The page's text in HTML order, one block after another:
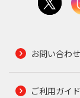
お問い合わせ
ご利用ガイド